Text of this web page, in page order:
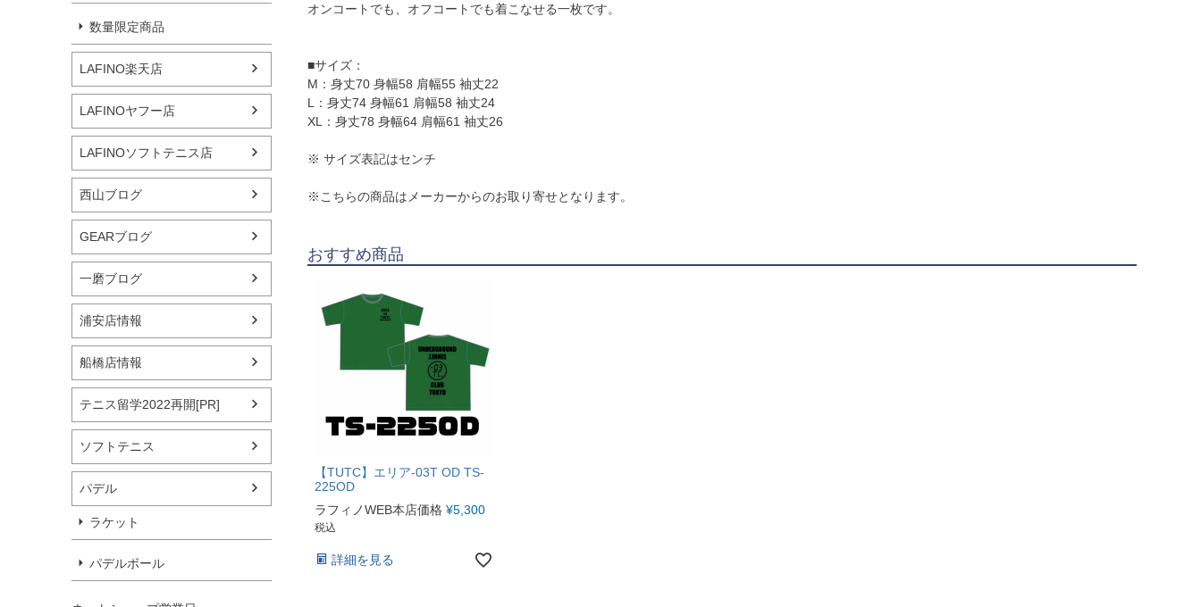
数量限定商品
LAFINO楽天店
LAFINOヤフー店
LAFINOソフトテニス店
西山ブログ
GEARブログ
一磨ブログ
浦安店情報
船橋店情報
テニス留学2022再開[PR]
ソフトテニス
パデル
ラケット
パデルボール
オンコートでも、オフコートでも着こなせる一枚です。
■サイズ：
M：身丈70 身幅58 肩幅55 袖丈22
L：身丈74 身幅61 肩幅58 袖丈24
XL：身丈78 身幅64 肩幅61 袖丈26
※ サイズ表記はセンチ
※こちらの商品はメーカーからのお取り寄せとなります。
おすすめ商品
【TUTC】エリア-03T OD TS-
225OD
ラフィノWEB本店価格 ¥5,300
税込
詳細を見る